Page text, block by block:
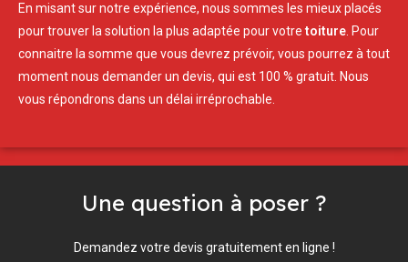
En misant sur notre expérience, nous sommes les mieux placés
pour trouver la solution la plus adaptée pour votretoiture. Pour
connaitre la somme que vous devrez prévoir, vous pourrez à tout
moment nous demander un devis, qui est 100 % gratuit. Nous
vous répondrons dans un délai irréprochable.
Une question à poser ?
Demandez votre devis gratuitement en ligne !